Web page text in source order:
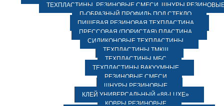
ТЕХПЛАСТИНЫ, РЕЗИНОВЫЕ СМЕСИ, ШНУРЫ
П-ОБРАЗНЫЙ ПРОФИЛЬ ПОД СТЕКЛО
ПИЩЕВАЯ РЕЗИНОВАЯ ТЕХПЛАСТИНА
ПРЕССОВАЯ (ПОРИСТАЯ) ПЛАСТИНА
СИЛИКОНОВЫЕ ТЕХПЛАСТИНЫ
ТЕХПЛАСТИНЫ ТМКЩ
ТЕХПЛАСТИНЫ МБС
ТЕХПЛАСТИНЫ ВАКУУМНЫЕ
РЕЗИНОВЫЕ СМЕСИ
ШНУРЫ РЕЗИНОВЫЕ
КЛЕЙ УНИВЕРСАЛЬНЫЙ «88-LUXE»
КОВРЫ РЕЗИНОВЫЕ